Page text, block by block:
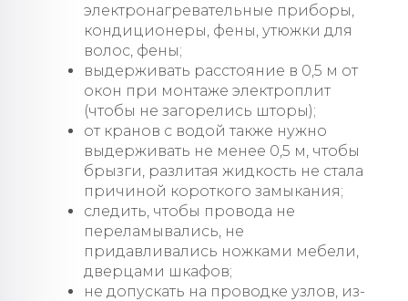
электронагревательные приборы,
кондиционеры, фены, утюжки для
волос, фены;
выдерживать расстояние в 0,5 м от
окон при монтаже электроплит
(чтобы не загорелись шторы);
от кранов с водой также нужно
выдерживать не менее 0,5 м, чтобы
брызги, разлитая жидкость не стала
причиной короткого замыкания;
следить, чтобы провода не
переламывались, не
придавливались ножками мебели,
дверцами шкафов;
не допускать на проводке узлов, из-